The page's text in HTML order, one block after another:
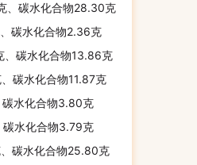
、碳水化合物28.30克
碳水化合物2.36克
碳水化合物13.86克
碳水化合物11.87克
水化合物3.80克
水化合物3.79克
碳水化合物25.80克